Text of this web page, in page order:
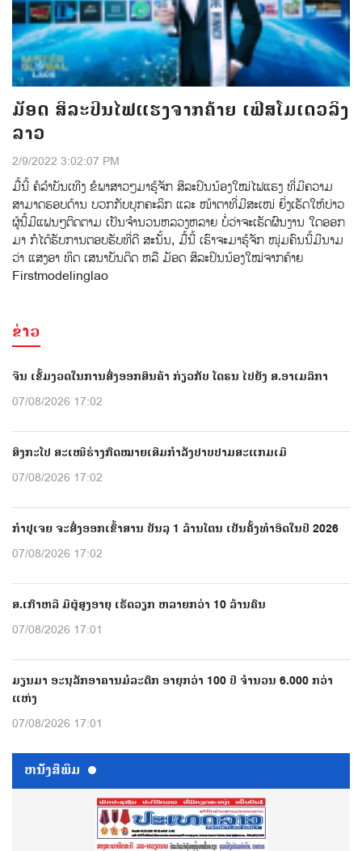
ມັອດ ສິລະປິນໄຟແຮງຈາກຄ້າຍ ​ເຟີ​ສ​ໂມ​ເດ​ວລິງ​
ລາວ
2/9/2022 3:02:07 PM
ມື້​ນີ້ ຄໍ​ລໍາ​ບັນ​ເທີ​ງ ຂໍ​ພາສາ​ວໆມາ​ຮູ້ຈັກ ສິລະ​ປິນນ້ອງ​​ໃໝ່​ໄຟ​ແຮງ ທີ່​ມີ​ຄວາມ​
ສາມາດ​ຮອບດ້ານ ບວກ​ກັບ​ບຸກຄະ​ລິກ ​ແລະ ໜ້າຕາ​ທີ່​ມີສະ​ເໜ່ ຍິ່ງ​ເຮັດ​ໃຫ້ບ່າວ​
ຜູ້​ນີ້​ມີ​ແຟນໆ​ຕິດຕາມ ​ເປັນ​ຈໍານວນ​ຫລວງຫລາຍ ບໍ່​ວ່າຈະ​ເຮັດ​ຜົນງານ​ ໃດອອກ​
ມາ​ ກໍ​ໄດ້​ຮັບ​ການ​ຕອບ​ຮັບ​ທີ່​ດີ ສະ​ນັ້ນ​, ມື້​ນີ້ ​ເຮົາ​ຈະ​ມາ​ຮູ້ຈັກ ໜຸ່ມຄົນ​ນີ້ມີນາ​ມ
ວ່າ ແສງອາ ທິດ ເສນາບັນດິດ ຫລື ມັອ​ດ ສິລະປິນນ້ອງ​ໃໝ່ຈາກຄ້າຍ
Firstmodelinglao ​
ຂ່າວ
ຈີນ ເຂັ້ມງວດໃນການສົ່ງອອກສິນຄ້າ ກ່ຽວກັບ ໂດຣນ ໄປຍັງ ສ.ອາເມລິກາ
07/08/2026 17:02
ສິງກະໂປ ສະເໜີຮ່າງກົດໝາຍເສີມກຳລັງປາບປາມສະແກມເມີ
07/08/2026 17:02
ກຳປູເຈຍ ຈະສົ່ງອອກເຂົ້າສານ ບັນລຸ 1 ລ້ານໂຕນ ເປັນຄັ້ງທຳອິດໃນປີ 2026
07/08/2026 17:02
ສ.ເກົາຫລີ ມີຜູ້ສູງອາຍຸ ເຮັດວຽກ ຫລາຍກວ່າ 10 ລ້ານຄົນ
07/08/2026 17:01
ມຽນມາ ອະນຸລັກອາຄານມໍລະດົກ ອາຍຸກວ່າ 100 ປີ ຈຳນວນ 6.000 ກວ່າ
ແຫ່ງ
07/08/2026 17:01
ຫນ້ັງສືພິມ